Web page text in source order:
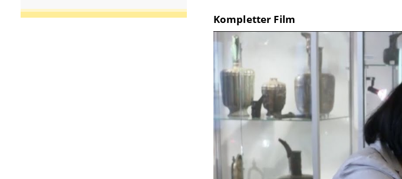
Kompletter Film